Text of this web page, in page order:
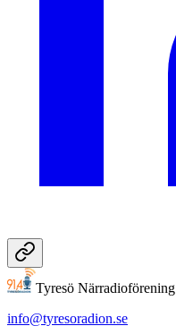
Tyresö Närradioförening
info@tyresoradion.se